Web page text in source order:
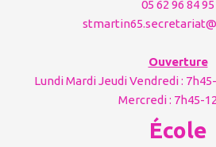
05 62 96 84 95
Ouverture
Lundi Mardi Jeudi Vendredi :
Mercredi : 7h45-
École